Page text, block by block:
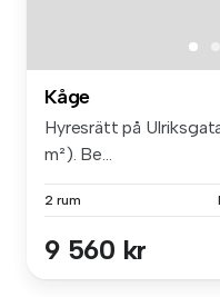
Kåge
Hyresrätt på
m²). Be...
2 rum
9 560 kr